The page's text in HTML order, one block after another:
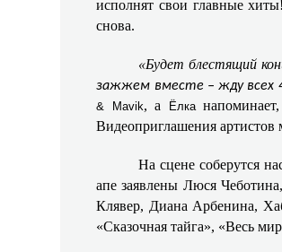
исполнят свои главные
снова.
«Будет блестящий
зажжем вместе – жду всех
& Mavik, а Ёлка
Видеоприглашения артистов
На сцене соберутся
апе заявлены Люся
Клявер, Диана Арбенина,
«Сказочная тайга», «Весь